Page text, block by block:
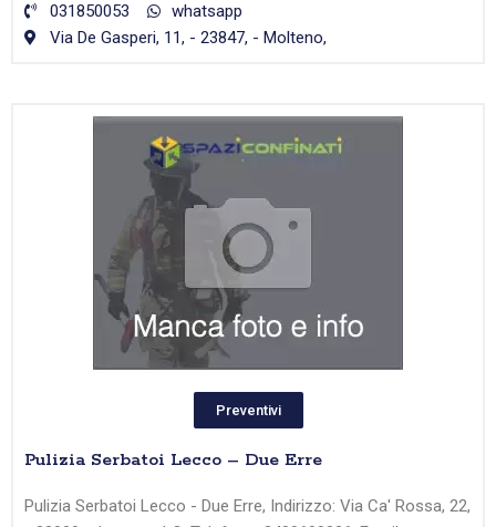
031850053
whatsapp
Via De Gasperi, 11, - 23847, - Molteno,
Preventivi
Pulizia Serbatoi Lecco – Due Erre
Pulizia Serbatoi Lecco - Due Erre, Indirizzo: Via Ca' Rossa, 22,